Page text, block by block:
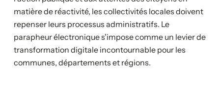
matière de réactivité, les collectivités locales doivent
repenser leurs processus administratifs. Le
parapheur électronique s'impose comme un levier de
transformation digitale incontournable pour les
communes, départements et régions.